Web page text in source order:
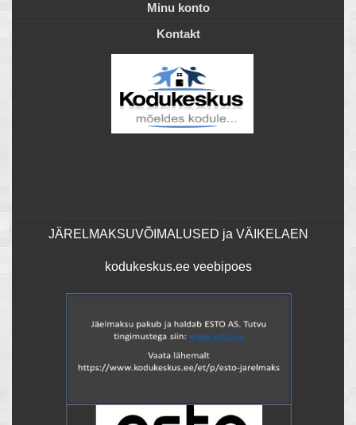
Minu konto
Kontakt
JÄRELMAKSUVÕIMALUSED ja VÄIKELAEN
kodukeskus.ee veebipoes